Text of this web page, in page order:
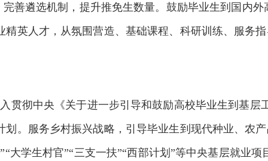
善遴选机制，提升推免生数量。鼓励毕业生到国内
英人才，从氛围营造、基础课程、科研训练、服务
贯彻中央《关于进一步引导和鼓励高校毕业生到基层
。服务乡村振兴战略，引导毕业生到现代种业、农
大学生村官”“三支一扶”“西部计划”等中央基层就业